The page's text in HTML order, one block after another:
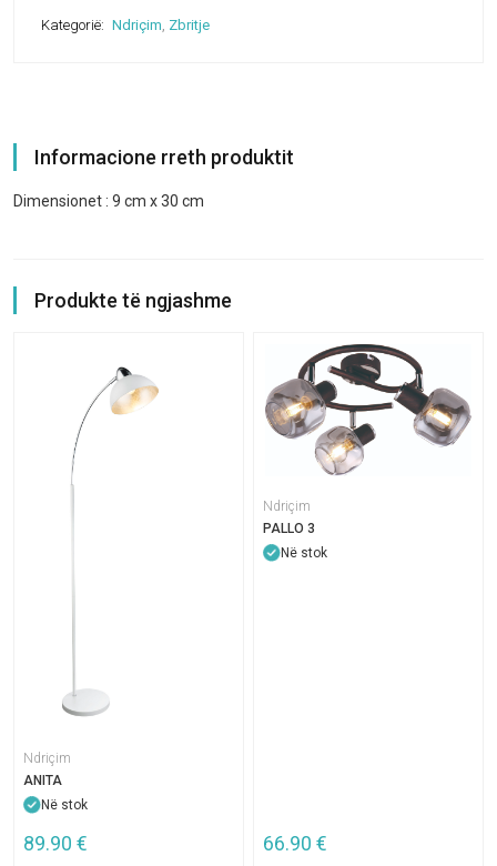
Kategorië: Ndriçim, Zbritje
Informacione rreth produktit
Dimensionet : 9 cm x 30 cm
Produkte të ngjashme
Ndriçim
ANITA
Në stok
89.90 €
Ndriçim
PALLO 3
Në stok
66.90 €